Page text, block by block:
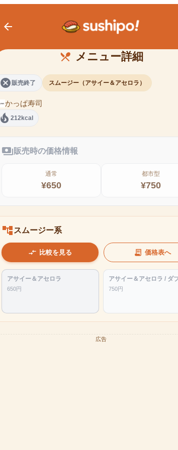
arrow_back
restaurant_menu メニュー詳細
まぜまぜスムージー風 アサイー＆
セロラ
cancel 販売終了 スムージー（アサイー＆アセロラ）
かっぱ寿司
local_fire_department 212kcal
payments販売時の価格情報
通常
¥650
都市型
¥750
account_tree スムージー系
compare_arrows 比較を見る receipt_long 価格表へ
アサイー＆アセロラ
650円
アサイー＆アセロラ / ダ
750円
広告